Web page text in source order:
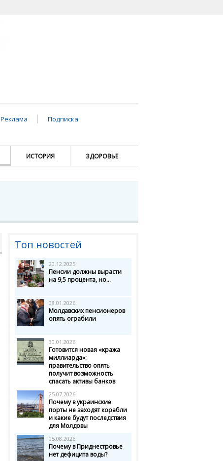
Реклама
Подписка
ИСТОРИЯ ЗДОРОВЬЕ
Топ новостей
20.12.2025
Пенсии должны вырасти
на 9,5 процента, но...
08.01.2026
Молдавских пенсионеров
опять ограбили
30.01.2026
Готовится новая «кража
миллиарда»:
правительство опять
получит возможность
спасать активы банков
25.07.2026
Почему в украинские
порты не заходят корабли
и какие будут последствия
для Молдовы
05.08.2026
Почему в Приднестровье
нет дефицита воды?